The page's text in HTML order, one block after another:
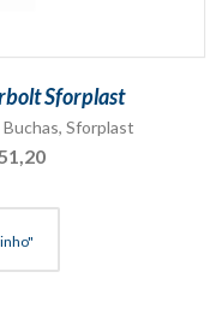
Sforplast
Buchas, Sforplast
Faixa
preço:
R$551,20